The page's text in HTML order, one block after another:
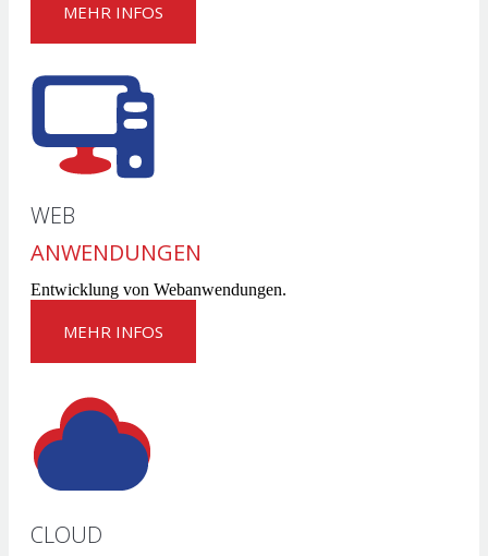
MEHR INFOS
WEB
ANWENDUNGEN
Entwicklung von Webanwendungen.
MEHR INFOS
CLOUD